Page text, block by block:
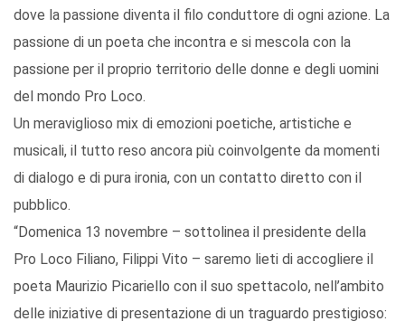
dove la passione diventa il filo conduttore di ogni azione. La
passione di un poeta che incontra e si mescola con la
passione per il proprio territorio delle donne e degli uomini
del mondo Pro Loco.
Un meraviglioso mix di emozioni poetiche, artistiche e
musicali, il tutto reso ancora più coinvolgente da momenti
di dialogo e di pura ironia, con un contatto diretto con il
pubblico.
“Domenica 13 novembre – sottolinea il presidente della
Pro Loco Filiano, Filippi Vito – saremo lieti di accogliere il
poeta Maurizio Picariello con il suo spettacolo, nell’ambito
delle iniziative di presentazione di un traguardo prestigioso: